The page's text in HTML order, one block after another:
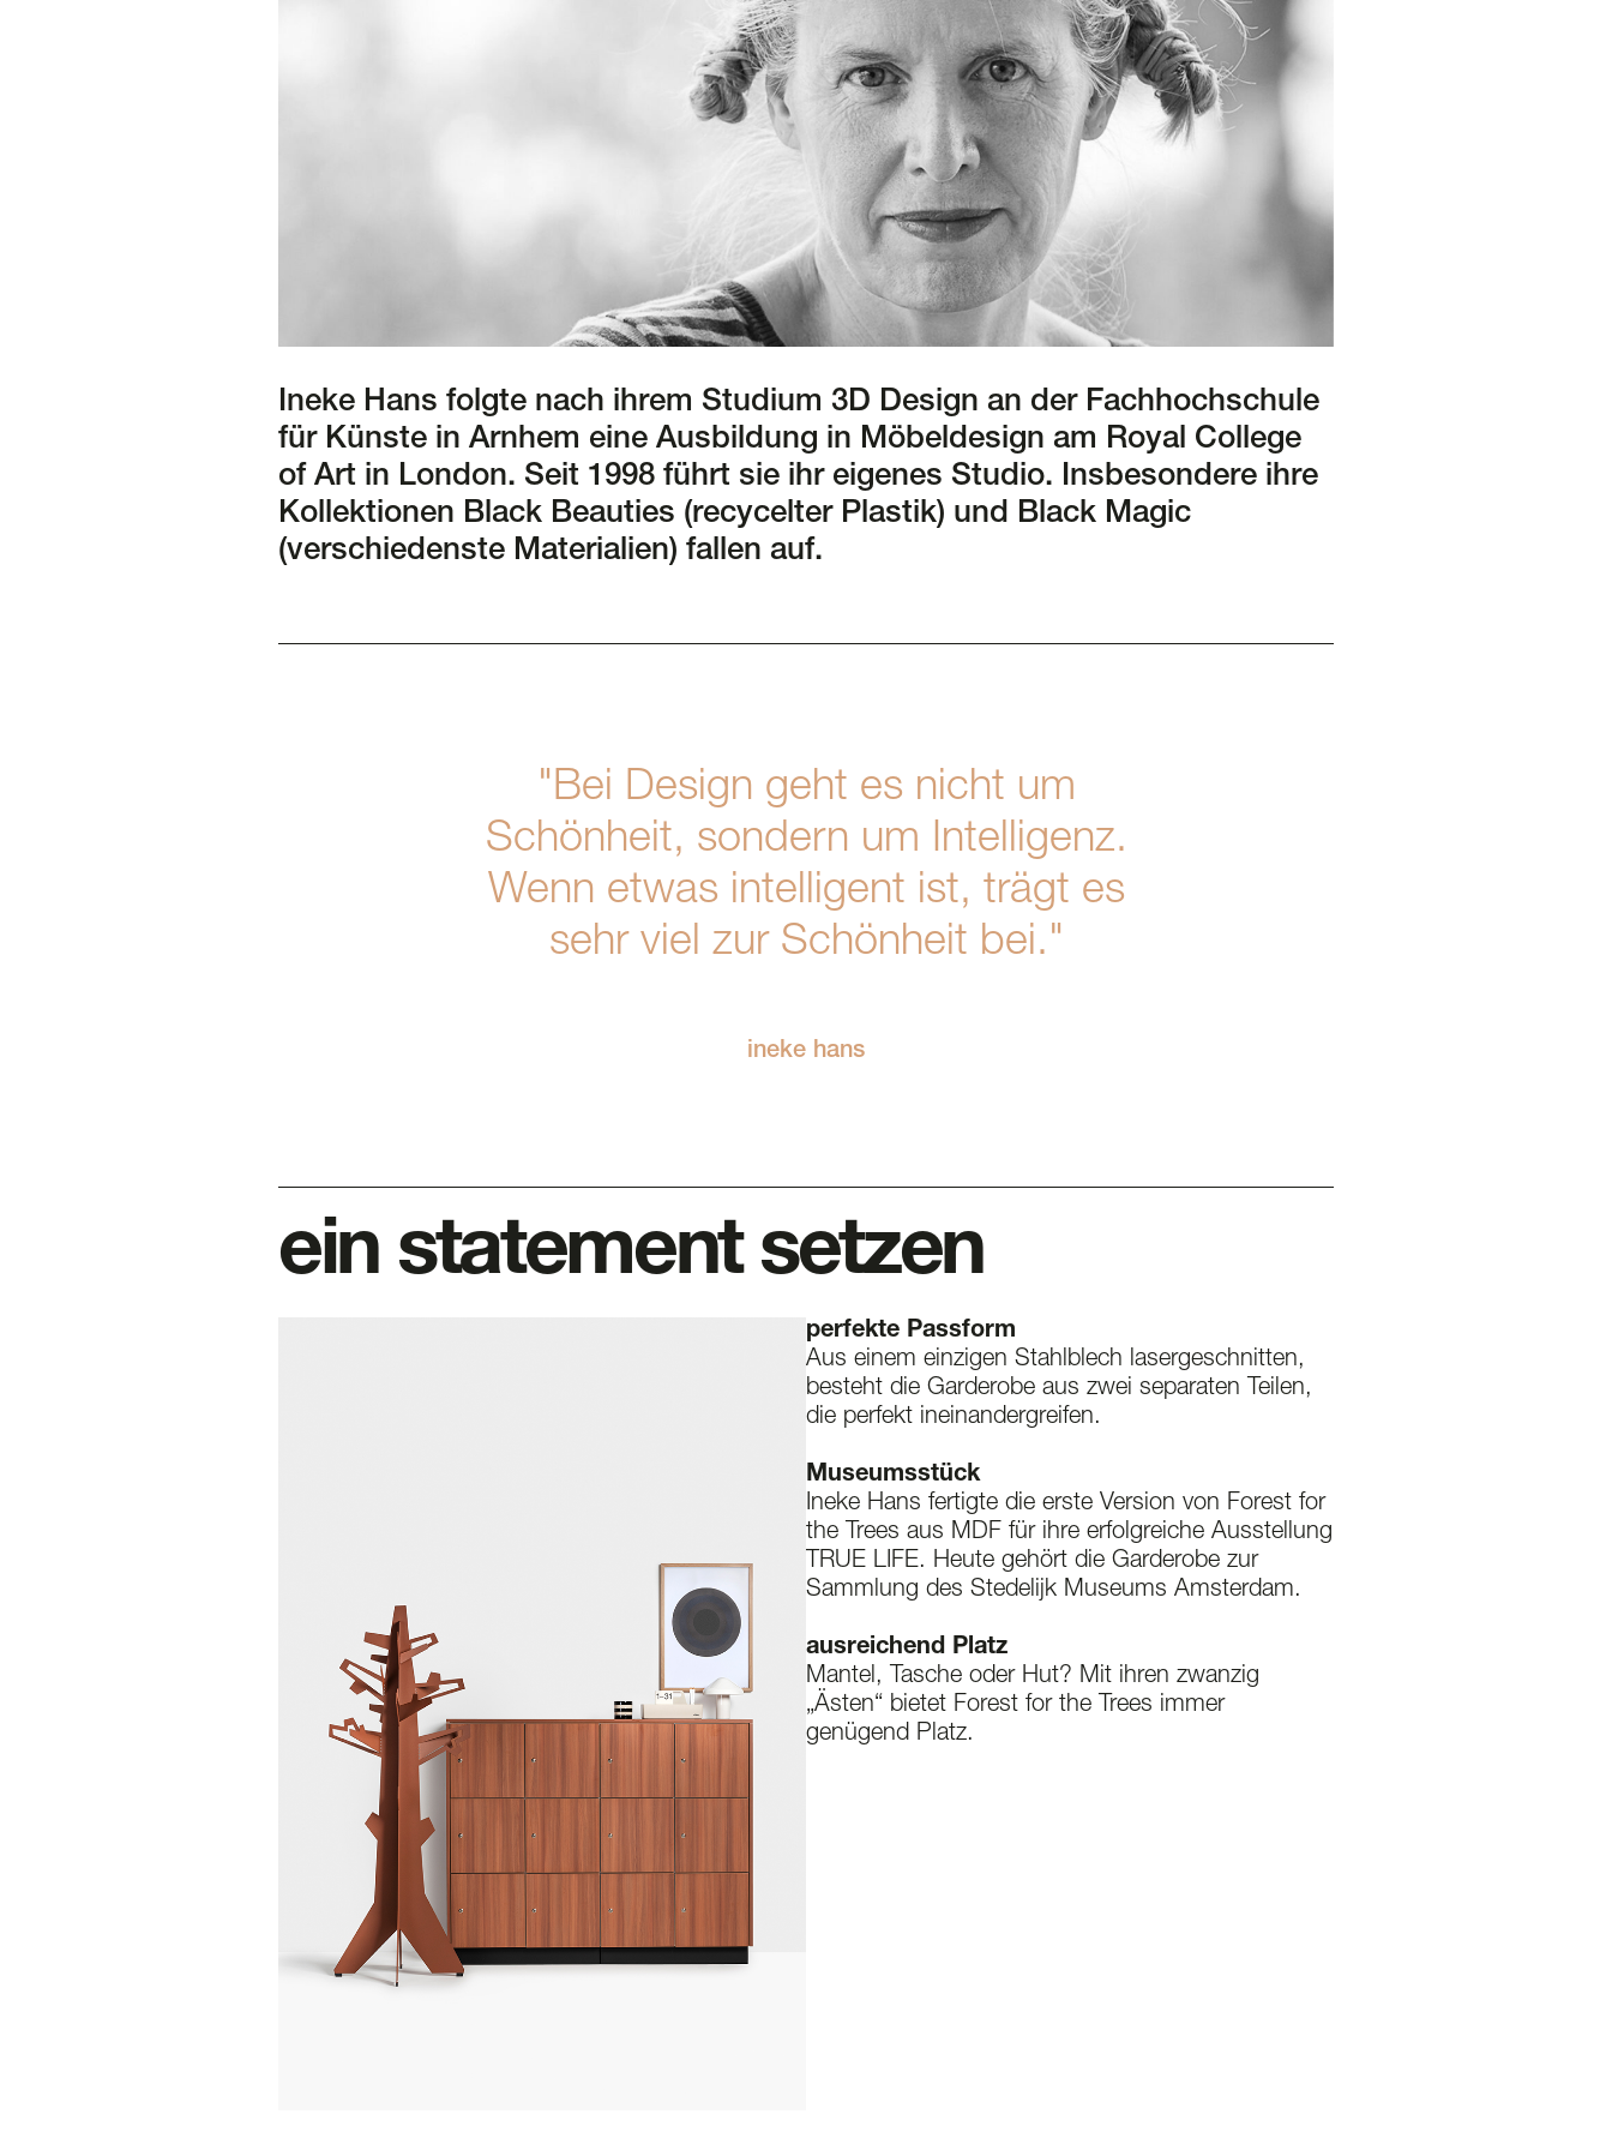
Ineke Hans folgte nach ihrem Studium 3D Design an der Fachhochschule
für Künste in Arnhem eine Ausbildung in Möbeldesign am Royal College
of Art in London. Seit 1998 führt sie ihr eigenes Studio. Insbesondere ihre
Kollektionen Black Beauties (recycelter Plastik) und Black Magic
(verschiedenste Materialien) fallen auf.
"Bei Design geht es nicht um
Schönheit, sondern um Intelligenz.
Wenn etwas intelligent ist, trägt es
sehr viel zur Schönheit bei."
ineke hans
ein statement setzen
perfekte Passform
Aus einem einzigen Stahlblech lasergeschnitten,
besteht die Garderobe aus zwei separaten Teilen,
die perfekt ineinandergreifen.
Museumsstück
Ineke Hans fertigte die erste Version von Forest for
the Trees aus MDF für ihre erfolgreiche Ausstellung
TRUE LIFE. Heute gehört die Garderobe zur
Sammlung des Stedelijk Museums Amsterdam.
ausreichend Platz
Mantel, Tasche oder Hut? Mit ihren zwanzig
„Ästen“ bietet Forest for the Trees immer
genügend Platz.